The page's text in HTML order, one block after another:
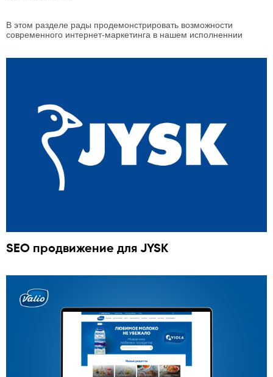
В этом разделе рады продемонстрировать возможности
современного интернет-маркетинга в нашем исполненнии
SEO продвижение для JYSK